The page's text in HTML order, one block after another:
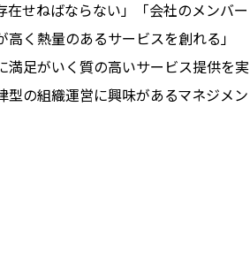
せねばならない」「会社のメンバー
く熱量のあるサービスを創れる」
満足がいく質の高いサービス提供を実
の組織運営に興味があるマネジメン